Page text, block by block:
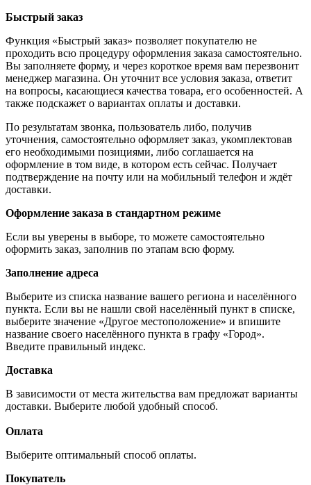
Быстрый заказ
Функция «Быстрый заказ» позволяет покупателю не
проходить всю процедуру оформления заказа самостоятельно.
Вы заполняете форму, и через короткое время вам перезвонит
менеджер магазина. Он уточнит все условия заказа, ответит
на вопросы, касающиеся качества товара, его особенностей. А
также подскажет о вариантах оплаты и доставки.
По результатам звонка, пользователь либо, получив
уточнения, самостоятельно оформляет заказ, укомплектовав
его необходимыми позициями, либо соглашается на
оформление в том виде, в котором есть сейчас. Получает
подтверждение на почту или на мобильный телефон и ждёт
доставки.
Оформление заказа в стандартном режиме
Если вы уверены в выборе, то можете самостоятельно
оформить заказ, заполнив по этапам всю форму.
Заполнение адреса
Выберите из списка название вашего региона и населённого
пункта. Если вы не нашли свой населённый пункт в списке,
выберите значение «Другое местоположение» и впишите
название своего населённого пункта в графу «Город».
Введите правильный индекс.
Доставка
В зависимости от места жительства вам предложат варианты
доставки. Выберите любой удобный способ.
Оплата
Выберите оптимальный способ оплаты.
Покупатель